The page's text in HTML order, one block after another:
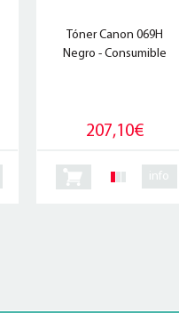
Tóner Canon 069H
Negro - Consumible
207,10€
info